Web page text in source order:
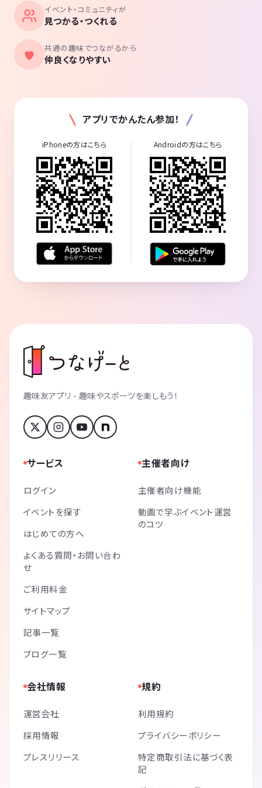
イベント・コミュニティが
見つかる・つくれる
共通の趣味でつながるから
仲良くなりやすい
アプリでかんたん参加！
iPhoneの方はこちら Androidの方はこちら
趣味友アプリ - 趣味やスポーツを楽しもう！
サービス
ログイン
イベントを探す
はじめての方へ
よくある質問・お問い合わ
せ
ご利用料金
サイトマップ
記事一覧
ブログ一覧
主催者向け
主催者向け機能
動画で学ぶイベント運営
のコツ
会社情報
運営会社
採用情報
プレスリリース
規約
利用規約
プライバシーポリシー
特定商取引法に基づく表
記